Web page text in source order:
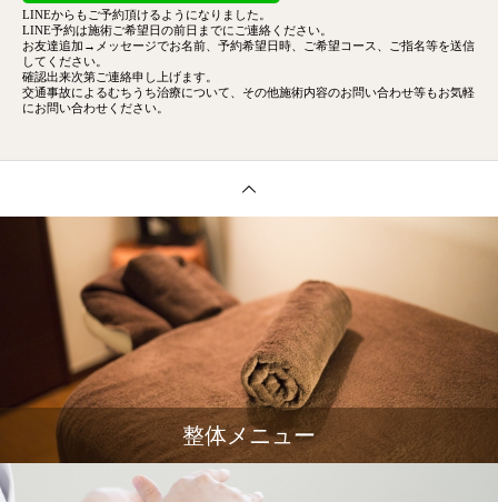
LINEからもご予約頂けるようになりました。
LINE予約は施術ご希望日の前日までにご連絡ください。
お友達追加→メッセージでお名前、予約希望日時、ご希望コース、
ご指名等を送信
してください。
確認出来次第ご連絡申し上げます。
交通事故によるむちうち治療について、その他施術内容のお問い合わせ等もお気軽
にお問い合わせください。
整体メニュー